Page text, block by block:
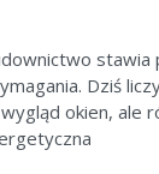
stawia
Dziś
okien, ale